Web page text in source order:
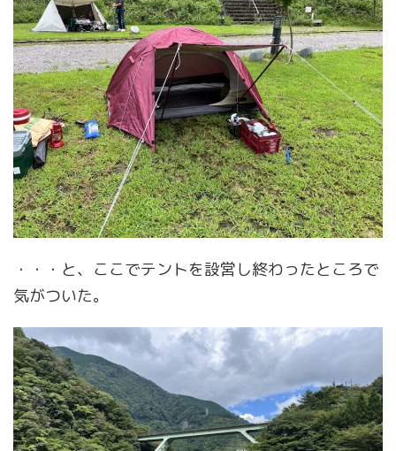
・・・と、ここでテントを設営し終わったところで
気がついた。